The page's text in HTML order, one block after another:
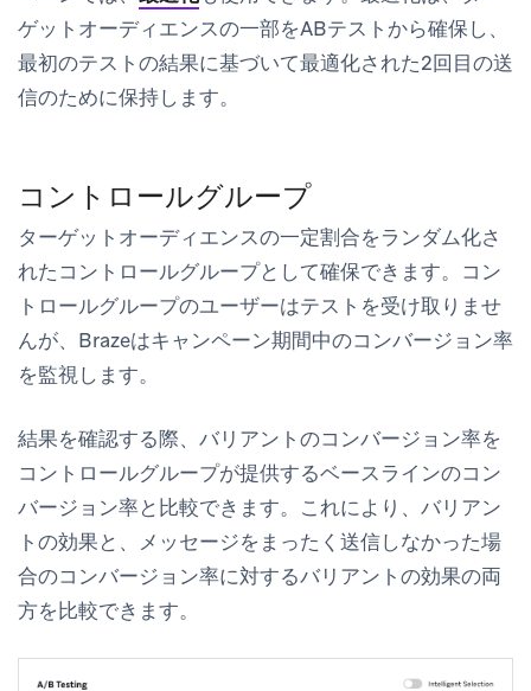
ゲットオーディエンスの一部をABテストから確保し、
最初のテストの結果に基づいて最適化された2回目の送
信のために保持します。
コントロールグループ
ターゲットオーディエンスの一定割合をランダム化さ
れたコントロールグループとして確保できます。コン
トロールグループのユーザーはテストを受け取りませ
んが、Brazeはキャンペーン期間中のコンバージョン率
を監視します。
結果を確認する際、バリアントのコンバージョン率を
コントロールグループが提供するベースラインのコン
バージョン率と比較できます。これにより、バリアン
トの効果と、メッセージをまったく送信しなかった場
合のコンバージョン率に対するバリアントの効果の両
方を比較できます。